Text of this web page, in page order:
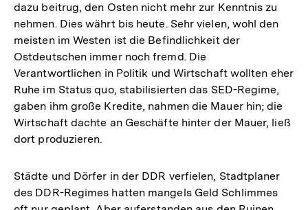
dazu beitrug, den Osten nicht mehr zur Kenntnis zu
nehmen. Dies währt bis heute. Sehr vielen, wohl den
meisten im Westen ist die Befindlichkeit der
Ostdeutschen immer noch fremd. Die
Verantwortlichen in Politik und Wirtschaft wollten eher
Ruhe im Status quo, stabilisierten das SED-Regime,
gaben ihm große Kredite, nahmen die Mauer hin; die
Wirtschaft dachte an Geschäfte hinter der Mauer, ließ
dort produzieren.
Städte und Dörfer in der DDR verfielen, Stadtplaner
des DDR-Regimes hatten mangels Geld Schlimmes